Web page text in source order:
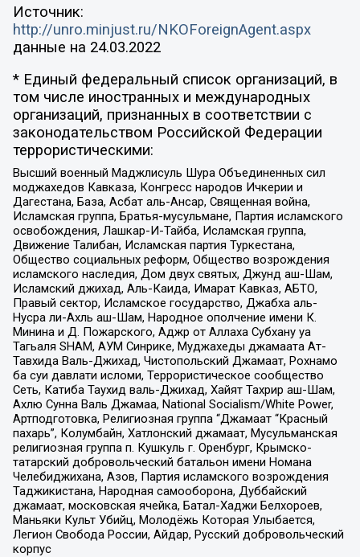
Источник:
http://unro.minjust.ru/NKOForeignAgent.aspx
данные на 24.03.2022
* Единый федеральный список организаций, в
том числе иностранных и международных
организаций, признанных в соответствии с
законодательством Российской Федерации
террористическими:
Высший военный Маджлисуль Шура Объединенных сил
моджахедов Кавказа, Конгресс народов Ичкерии и
Дагестана, База, Асбат аль-Ансар, Священная война,
Исламская группа, Братья-мусульмане, Партия исламского
освобождения, Лашкар-И-Тайба, Исламская группа,
Движение Талибан, Исламская партия Туркестана,
Общество социальных реформ, Общество возрождения
исламского наследия, Дом двух святых, Джунд аш-Шам,
Исламский джихад, Аль-Каида, Имарат Кавказ, АБТО,
Правый сектор, Исламское государство, Джабха аль-
Нусра ли-Ахль аш-Шам, Народное ополчение имени К.
Минина и Д. Пожарского, Аджр от Аллаха Субхану уа
Тагьаля SHAM, АУМ Синрике, Муджахеды джамаата Ат-
Тавхида Валь-Джихад, Чистопольский Джамаат, Рохнамо
ба суи давлати исломи, Террористическое сообщество
Сеть, Катиба Таухид валь-Джихад, Хайят Тахрир аш-Шам,
Ахлю Сунна Валь Джамаа, National Socialism/White Power,
Артподготовка, Религиозная группа “Джамаат “Красный
пахарь”, Колумбайн, Хатлонский джамаат, Мусульманская
религиозная группа п. Кушкуль г. Оренбург, Крымско-
татарский добровольческий батальон имени Номана
Челебиджихана, Азов, Партия исламского возрождения
Таджикистана, Народная самооборона, Дуббайский
джамаат, московская ячейка, Батал-Хаджи Белхороев,
Маньяки Культ Убийц, Молодёжь Которая Улыбается,
Легион Свобода России, Айдар, Русский добровольческий
корпус